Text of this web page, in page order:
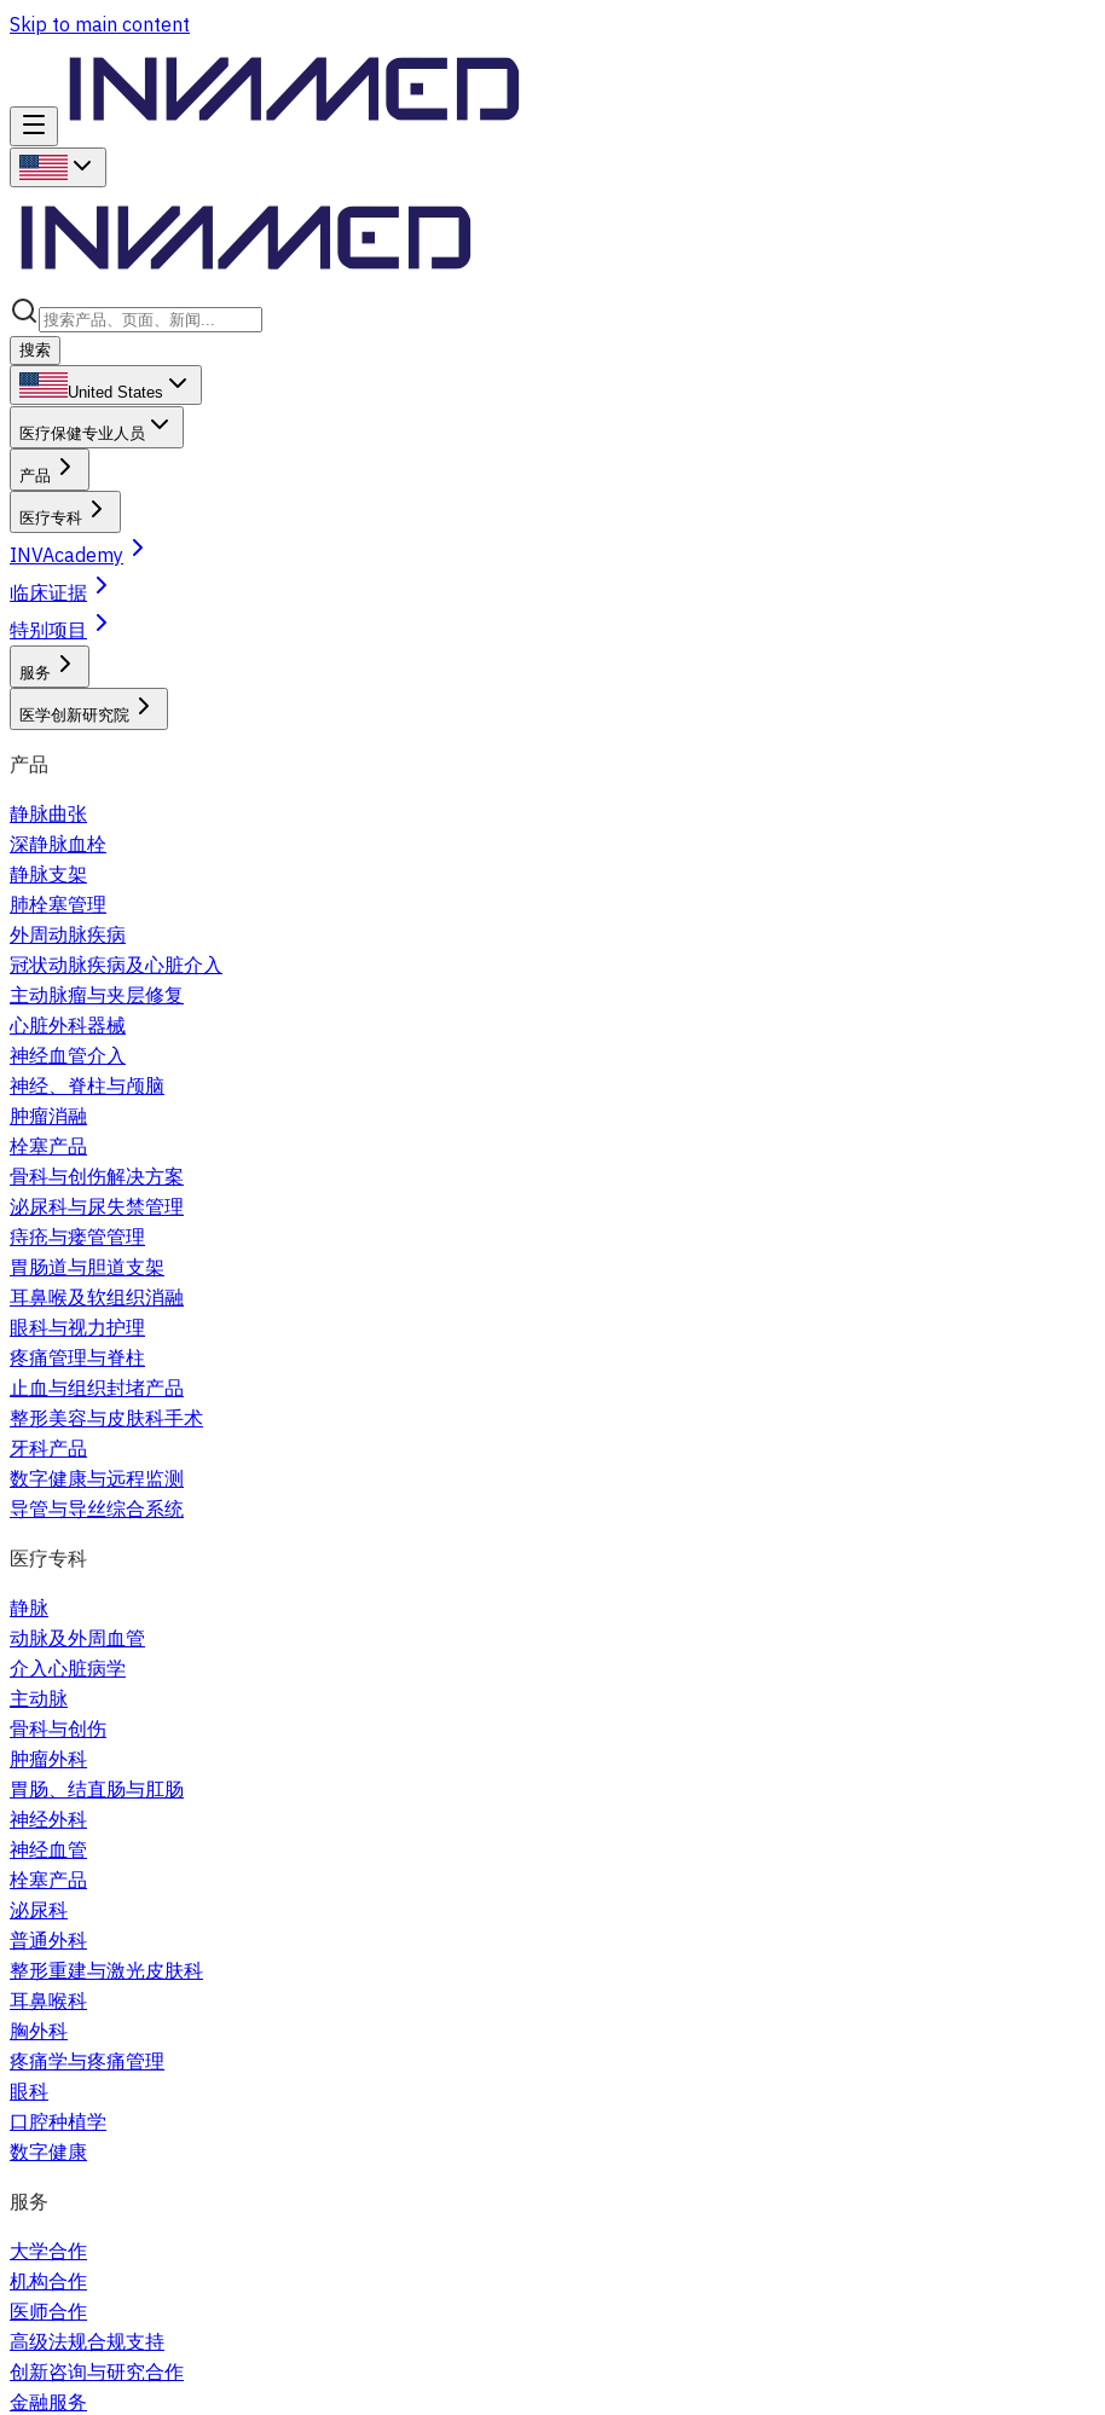
Skip to main content
搜索
United States
医疗保健专业人员
产品
医疗专科
INVAcademy
临床证据
特别项目
服务
医学创新研究院
产品
静脉曲张
深静脉血栓
静脉支架
肺栓塞管理
外周动脉疾病
冠状动脉疾病及心脏介入
主动脉瘤与夹层修复
心脏外科器械
神经血管介入
神经、脊柱与颅脑
肿瘤消融
栓塞产品
骨科与创伤解决方案
泌尿科与尿失禁管理
痔疮与瘘管管理
胃肠道与胆道支架
耳鼻喉及软组织消融
眼科与视力护理
疼痛管理与脊柱
止血与组织封堵产品
整形美容与皮肤科手术
牙科产品
数字健康与远程监测
导管与导丝综合系统
医疗专科
静脉
动脉及外周血管
介入心脏病学
主动脉
骨科与创伤
肿瘤外科
胃肠、结直肠与肛肠
神经外科
神经血管
栓塞产品
泌尿科
普通外科
整形重建与激光皮肤科
耳鼻喉科
胸外科
疼痛学与疼痛管理
眼科
口腔种植学
数字健康
服务
大学合作
机构合作
医师合作
高级法规合规支持
创新咨询与研究合作
金融服务